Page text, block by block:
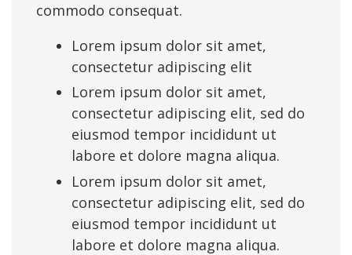
commodo consequat.
Lorem ipsum dolor sit amet,
consectetur adipiscing elit
Lorem ipsum dolor sit amet,
consectetur adipiscing elit, sed do
eiusmod tempor incididunt ut
labore et dolore magna aliqua.
Lorem ipsum dolor sit amet,
consectetur adipiscing elit, sed do
eiusmod tempor incididunt ut
labore et dolore magna aliqua.